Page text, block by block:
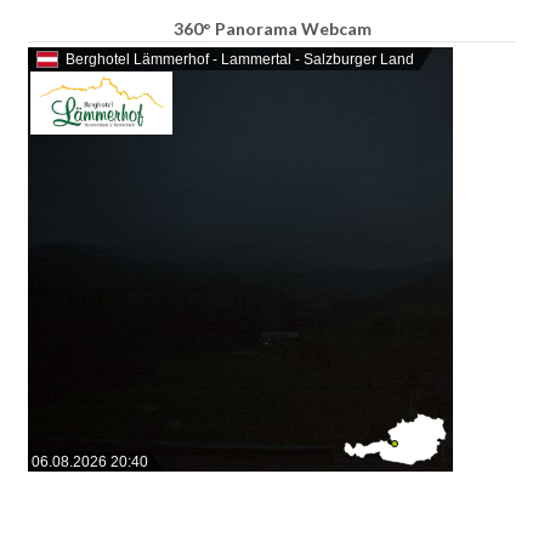
360° Panorama Webcam
Berghotel Lämmerhof - Lammertal - Salzburger Land
06.08.2026 20:40